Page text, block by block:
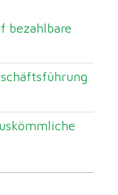
bezahlbare